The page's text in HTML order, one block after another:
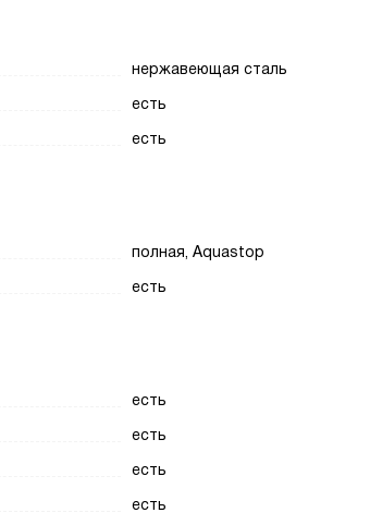
нержавеющая сталь
есть
есть
полная, Aquastop
есть
есть
есть
есть
есть